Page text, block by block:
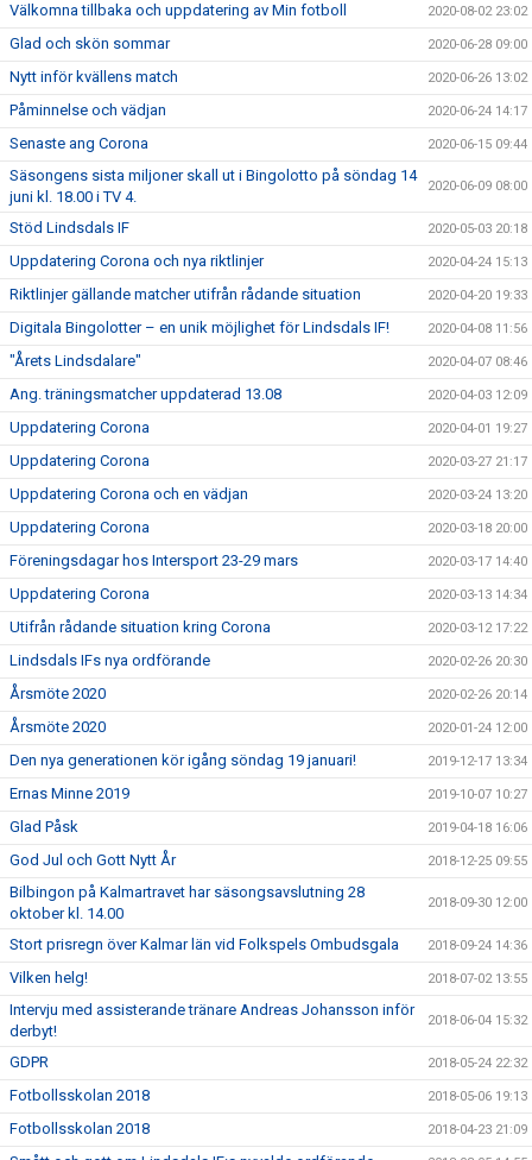
Välkomna tillbaka och uppdatering av Min fotboll 2020-08-02 23:02
Glad och skön sommar 2020-06-28 09:00
Nytt inför kvällens match 2020-06-26 13:02
Påminnelse och vädjan 2020-06-24 14:17
Senaste ang Corona 2020-06-15 09:44
Säsongens sista miljoner skall ut i Bingolotto på söndag 14
juni kl. 18.00 i TV 4.
2020-06-09 08:00
Stöd Lindsdals IF 2020-05-03 20:18
Uppdatering Corona och nya riktlinjer 2020-04-24 15:13
Riktlinjer gällande matcher utifrån rådande situation 2020-04-20 19:33
Digitala Bingolotter – en unik möjlighet för Lindsdals IF! 2020-04-08 11:56
"Årets Lindsdalare" 2020-04-07 08:46
Ang. träningsmatcher uppdaterad 13.08 2020-04-03 12:09
Uppdatering Corona 2020-04-01 19:27
Uppdatering Corona 2020-03-27 21:17
Uppdatering Corona och en vädjan 2020-03-24 13:20
Uppdatering Corona 2020-03-18 20:00
Föreningsdagar hos Intersport 23-29 mars 2020-03-17 14:40
Uppdatering Corona 2020-03-13 14:34
Utifrån rådande situation kring Corona 2020-03-12 17:22
Lindsdals IFs nya ordförande 2020-02-26 20:30
Årsmöte 2020 2020-02-26 20:14
Årsmöte 2020 2020-01-24 12:00
Den nya generationen kör igång söndag 19 januari! 2019-12-17 13:34
Ernas Minne 2019 2019-10-07 10:27
Glad Påsk 2019-04-18 16:06
God Jul och Gott Nytt År 2018-12-25 09:55
Bilbingon på Kalmartravet har säsongsavslutning 28
oktober kl. 14.00
2018-09-30 12:00
Stort prisregn över Kalmar län vid Folkspels Ombudsgala 2018-09-24 14:36
Vilken helg! 2018-07-02 13:55
Intervju med assisterande tränare Andreas Johansson inför
derbyt!
2018-06-04 15:32
GDPR 2018-05-24 22:32
Fotbollsskolan 2018 2018-05-06 19:13
Fotbollsskolan 2018 2018-04-23 21:09